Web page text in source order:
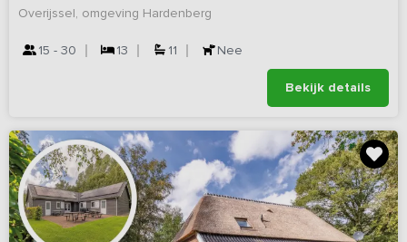
Overijssel, omgeving Hardenberg
15 - 30 13 11 Nee
Bekijk details